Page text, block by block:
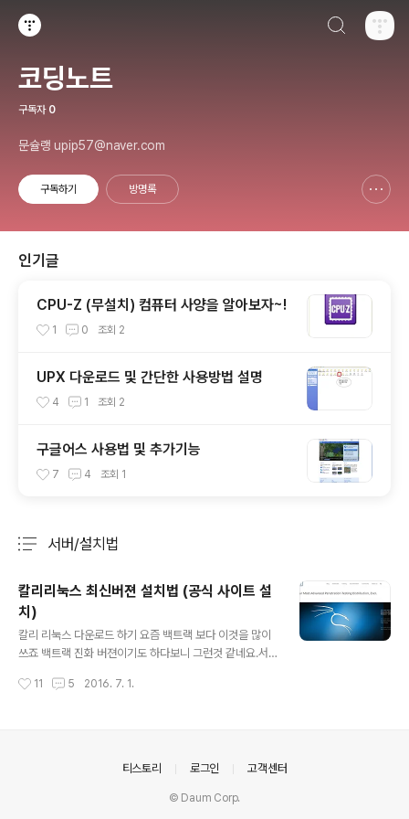
코딩노트
구독자 0
문슐랭 upip57@naver.com
구독하기 방명록
인기글
CPU-Z (무설치) 컴퓨터 사양을 알아보자~!
1 0 조회 2
UPX 다운로드 및 간단한 사용방법 설명
4 1 조회 2
구글어스 사용법 및 추가기능
7 4 조회 1
서버/설치법
칼리리눅스 최신버젼 설치법 (공식 사이트 설
치)
칼리 리눅스 다운로드 하기 요즘 백트랙 보다 이것을 많이
쓰죠 백트랙 진화 버젼이기도 하다보니 그런것 같네요.서
다. 칼리리눅스 공식 홈페이지 : https://www.kali.org/
운로드 페이지 포탈: https://www.kali.org/download
해 주시면 되십니다~~~ 칼리 리눅스 설치하기 색칠되있는
11 5 2016. 7. 1.
티스토리 로그인 고객센터
© Daum Corp.